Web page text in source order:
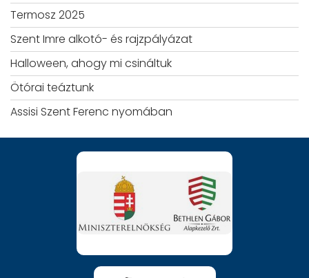
Termosz 2025
Szent Imre alkotó- és rajzpályázat
Halloween, ahogy mi csináltuk
Ötórai teáztunk
Assisi Szent Ferenc nyomában